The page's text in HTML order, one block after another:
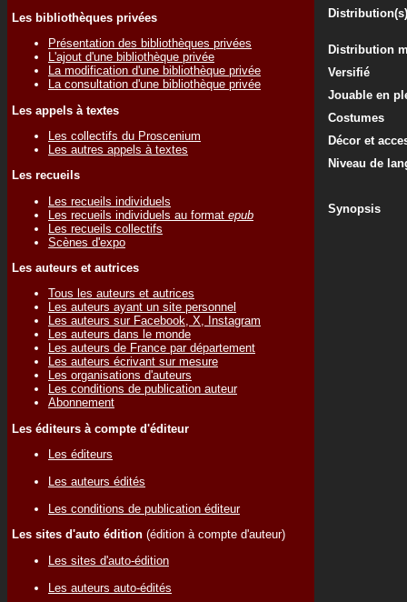
Les bibliothèques privées
Présentation des bibliothèques privées
L'ajout d'une bibliothèque privée
La modification d'une bibliothèque privée
La consultation d'une bibliothèque privée
Les appels à textes
Les collectifs du Proscenium
Les autres appels à textes
Les recueils
Les recueils individuels
Les recueils individuels au format epub
Les recueils collectifs
Scènes d'expo
Les auteurs et autrices
Tous les auteurs et autrices
Les auteurs ayant un site personnel
Les auteurs sur Facebook, X, Instagram
Les auteurs dans le monde
Les auteurs de France par département
Les auteurs écrivant sur mesure
Les organisations d'auteurs
Les conditions de publication auteur
Abonnement
Les éditeurs à compte d'éditeur
Les éditeurs
Les auteurs édités
Les conditions de publication éditeur
Les sites d'auto édition (édition à compte d'auteur)
Les sites d'auto-édition
Les auteurs auto-édités
Distribution(s)
Distribution
Versifié
Jouable en
Costumes
Décor et
Niveau de
Synopsis